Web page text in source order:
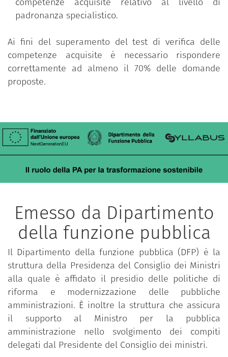
padronanza specialistico.
Ai fini del superamento del test di verifica delle
competenze acquisite è necessario rispondere
correttamente ad almeno il 70% delle domande
proposte.
Emesso da Dipartimento
della funzione pubblica
Il Dipartimento della funzione pubblica (DFP) è la
struttura della Presidenza del Consiglio dei Ministri
alla quale è affidato il presidio delle politiche di
riforma e modernizzazione delle pubbliche
amministrazioni. È inoltre la struttura che assicura
il supporto al Ministro per la pubblica
amministrazione nello svolgimento dei compiti
delegati dal Presidente del Consiglio dei ministri.